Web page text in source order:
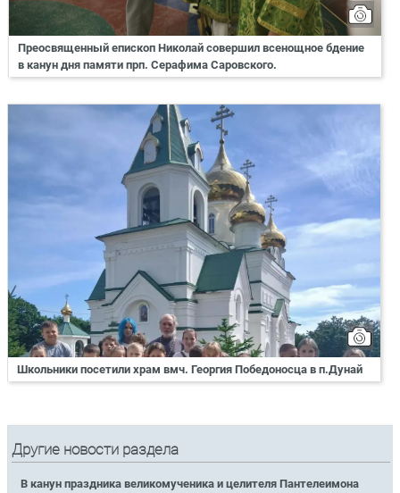
Преосвященный епископ Николай совершил всенощное бдение
в канун дня памяти прп. Серафима Саровского.
Школьники посетили храм вмч. Георгия Победоносца в п.Дунай
Другие новости раздела
В канун праздника великомученика и целителя Пантелеимона